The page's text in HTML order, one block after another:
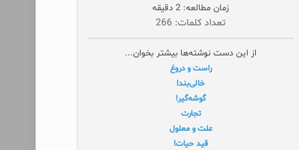
زمان مطالعه: 2 دقیقه
تعداد کلمات: 266
از این دست نوشته‌ها بیشتر بخوان...
راست و دروغ
خالی‌بند!
گوشه‌گیر!
تجارت
علت و معلول
قید حیات!